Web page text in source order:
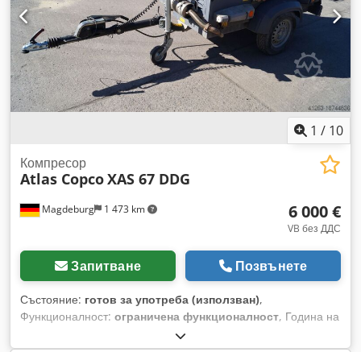
1 / 10
Magdeburg 1 473 km
Компресор
Atlas CopcoXAS 67 DDG
6 000 €
VB без ДДС
Запитване Позвънете
Състояние: готов за употреба (използван),
Функционалност: ограничена функционалност, Година на
, часове на работа: